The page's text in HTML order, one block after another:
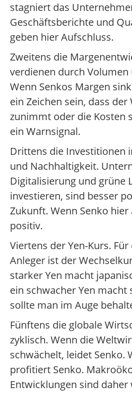
stagniert das
Geschäftsberichte und
geben hier Aufschluss.
Zweitens die
verdienen durch Volumen
Wenn Senkos Margen
ein Zeichen sein, dass
zunimmt oder die Kosten
ein Warnsignal.
Drittens die Investitionen
und Nachhaltigkeit.
Digitalisierung und grüne
investieren, sind besser
Zukunft. Wenn Senko
positiv.
Viertens der Yen-Kurs.
Anleger ist der
starker Yen macht
ein schwacher Yen macht
sollte man im Auge
Fünftens die globale
zyklisch. Wenn die
schwächelt, leidet Senko.
profitiert Senko.
Entwicklungen sind daher